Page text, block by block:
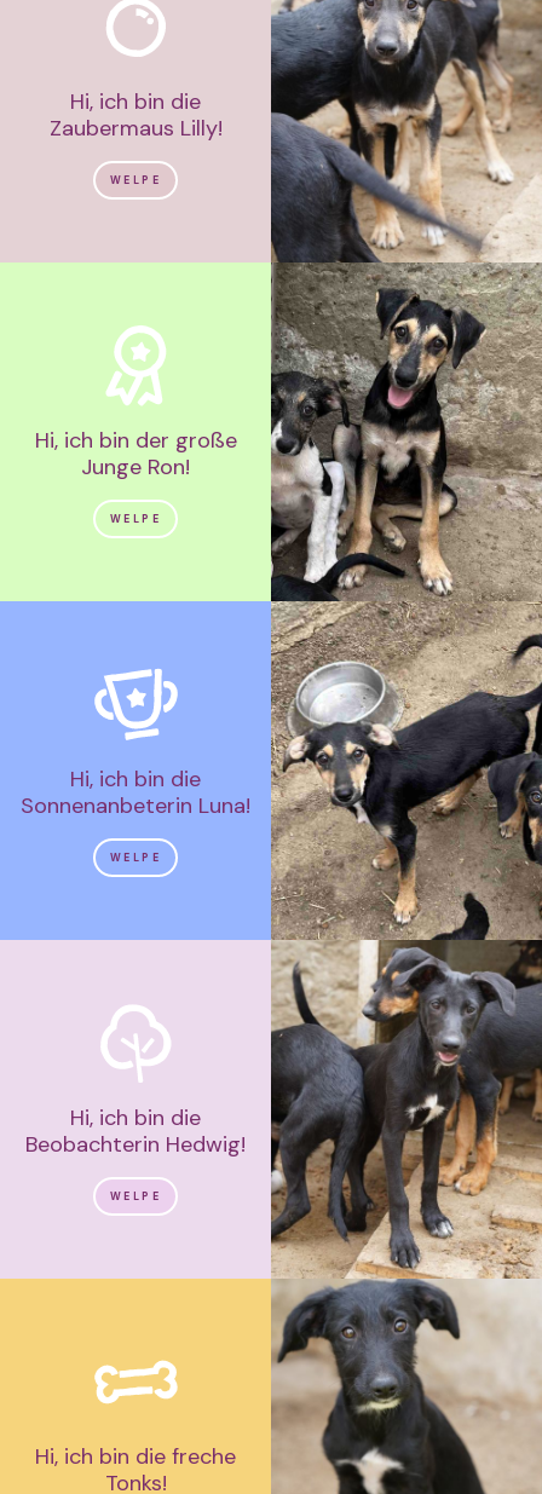
Hi, ich bin die
Zaubermaus Lilly!
WELPE
Hi, ich bin der große
Junge Ron!
WELPE
Hi, ich bin die
Sonnenanbeterin Luna!
WELPE
Hi, ich bin die
Beobachterin Hedwig!
WELPE
Hi, ich bin die freche
Tonks!